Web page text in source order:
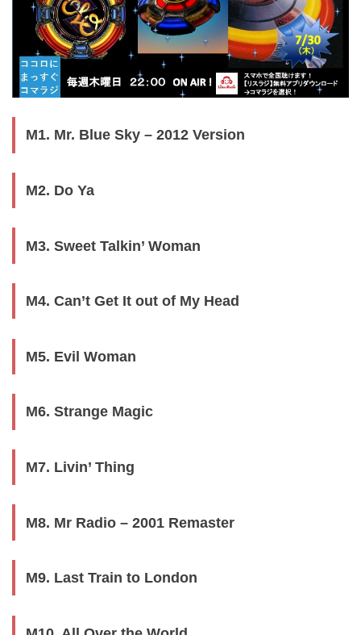
M1. Mr. Blue Sky – 2012 Version
M2. Do Ya
M3. Sweet Talkin’ Woman
M4. Can’t Get It out of My Head
M5. Evil Woman
M6. Strange Magic
M7. Livin’ Thing
M8. Mr Radio – 2001 Remaster
M9. Last Train to London